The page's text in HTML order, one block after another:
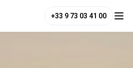
+33 9 73 03 41 00